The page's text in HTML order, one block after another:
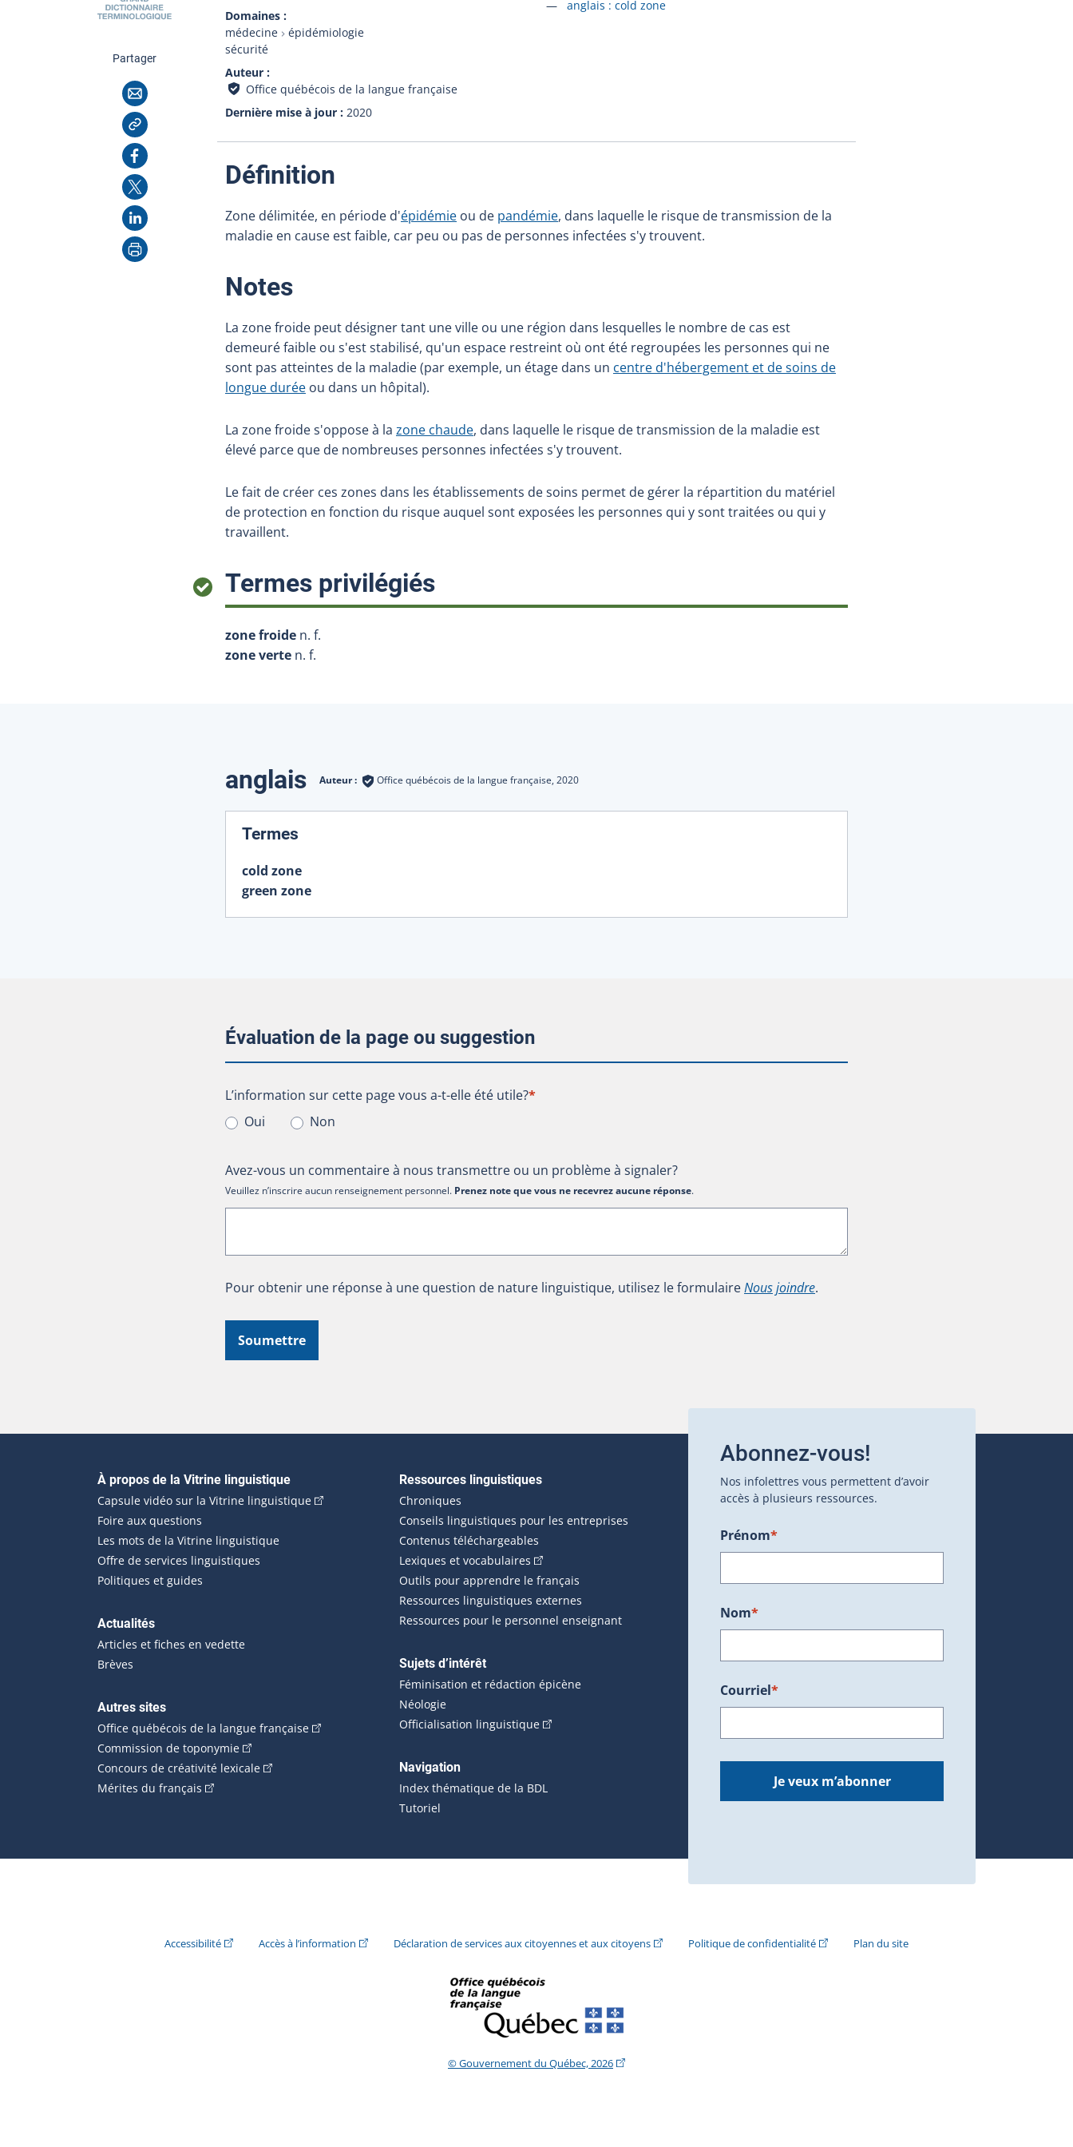
Domaines
médecine
épidémiologie
sécurité
Auteur
Office québécois de la langue française
Dernière mise à jour
2020
Accéder à la fiche en
anglais : cold zone
Partagercette page
Courriel
Copier l'adresse
Facebook
X
LinkedIn
Imprimer
Définition
Zone délimitée, en période d'épidémie ou de pandémie, dans laquelle le risque de transmission de la
maladie en cause est faible, car peu ou pas de personnes infectées s'y trouvent.
Notes:
La zone froide peut désigner tant une ville ou une région dans lesquelles le nombre de cas est
demeuré faible ou s'est stabilisé, qu'un espace restreint où ont été regroupées les personnes qui ne
sont pas atteintes de la maladie (par exemple, un étage dans un centre d'hébergement et de soins de
longue durée ou dans un hôpital).
La zone froide s'oppose à la zone chaude, dans laquelle le risque de transmission de la maladie est
élevé parce que de nombreuses personnes infectées s'y trouvent.
Le fait de créer ces zones dans les établissements de soins permet de gérer la répartition du matériel
de protection en fonction du risque auquel sont exposées les personnes qui y sont traitées ou qui y
travaillent.
Termes privilégiés:
zone froide n. f.
zone verte n. f.
Traductions
anglais Auteur : Office québécois de la langue française, 2020
Termes
cold zone
green zone
Évaluation de la page ou suggestion
L’information sur cette page vous a-t-elle été utile?
L’information sur cette page vous a-t-elle été utile?*
Oui
Non
Avez-vous un commentaire à nous transmettre ou un problème à signaler?
Veuillez n’inscrire aucun renseignement personnel. Prenez note que vous ne recevrez aucune réponse.
Pour obtenir une réponse à une question de nature linguistique, utilisez le formulaireNous joindre.
Soumettre
Navigation principale
À propos de la Vitrine linguistique
Capsule vidéo sur la Vitrine linguistique(Cet hyperlien externe s'ouvrira dans une nouvelle fenêtre.)
Foire aux questions
Les mots de la Vitrine linguistique
Offre de services linguistiques
Politiques et guides
Actualités
Articles et fiches en vedette
Brèves
Autres sites
Office québécois de la langue française(Cet hyperlien externe s'ouvrira dans une nouvelle fenêtre.)
Commission de toponymie(Cet hyperlien externe s'ouvrira dans une nouvelle fenêtre.)
Concours de créativité lexicale(Cet hyperlien externe s'ouvrira dans une nouvelle fenêtre.)
Mérites du français (Cet hyperlien externe s'ouvrira dans une nouvelle fenêtre.)
Ressources linguistiques
Chroniques
Conseils linguistiques pour les entreprises
Contenus téléchargeables
Lexiques et vocabulaires (Cet hyperlien externe s'ouvrira dans une nouvelle fenêtre.)
Outils pour apprendre le français
Ressources linguistiques externes
Ressources pour le personnel enseignant
Sujets d’intérêt
Féminisation et rédaction épicène
Néologie
Officialisation linguistique(Cet hyperlien externe s'ouvrira dans une nouvelle fenêtre.)
Navigation
Index thématique de la BDL
Tutoriel
Abonnez-vous!
Nos infolettres vous permettent d’avoir
accès à plusieurs ressources.
Prénom*
Nom*
Courriel*
Je veux m’abonner
Accessibilité(Cet hyperlien externe s'ouvrira dans une nouvelle fenêtre.)
Accès à l’information (Cet hyperlien externe s'ouvrira dans une nouvelle fenêtre.)
Déclaration de services aux citoyennes et aux citoyens(Cet hyperlien externe s'ouvrira dans une nouvelle fenêtre.)
Politique de confidentialité(Cet hyperlien externe s'ouvrira dans une nouvelle
Plan du site
© Gouvernement du Québec, 2026(Cet hyperlien externe s'ouvrira dans une nouvelle fenêtre.)